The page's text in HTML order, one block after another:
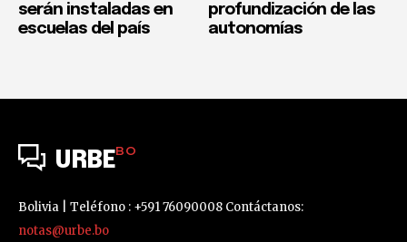
serán instaladas en
escuelas del país
profundización de las
autonomías
URBEBO
Bolivia | Teléfono : +591 76090008 Contáctanos:
notas@urbe.bo